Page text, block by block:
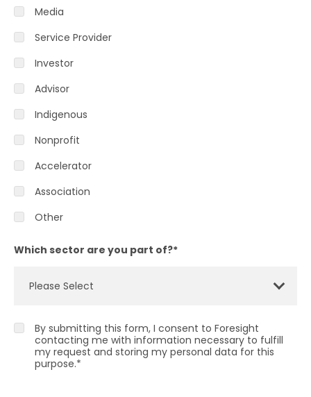
Media
Service Provider
Investor
Advisor
Indigenous
Nonprofit
Accelerator
Association
Other
Which sector are you part of?*
By submitting this form, I consent to Foresight
contacting me with information necessary to fulfill
my request and storing my personal data for this
purpose.*